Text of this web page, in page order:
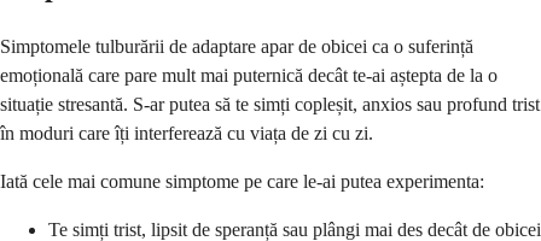
Simptomele tulburării de adaptare apar de obicei ca o suferință
emoțională care pare mult mai puternică decât te-ai aștepta de la o
situație stresantă. S-ar putea să te simți copleșit, anxios sau profund trist
în moduri care îți interferează cu viața de zi cu zi.
Iată cele mai comune simptome pe care le-ai putea experimenta:
Te simți trist, lipsit de speranță sau plângi mai des decât de obicei